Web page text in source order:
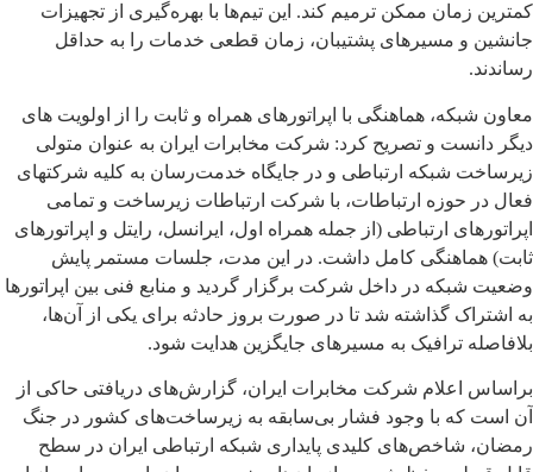
کمترین زمان ممکن ترمیم کند. این تیم‌ها با بهره‌گیری از تجهیزات
جانشین و مسیرهای پشتیبان، زمان قطعی خدمات را به حداقل
رساندند.
معاون شبکه، هماهنگی با اپراتورهای همراه و ثابت را از اولویت های
دیگر دانست و تصریح کرد: شرکت مخابرات ایران به عنوان متولی
زیرساخت شبکه ارتباطی و در جایگاه خدمت‌رسان به کلیه شرکتهای
فعال در حوزه ارتباطات، با شرکت ارتباطات زیرساخت و تمامی
اپراتورهای ارتباطی (از جمله همراه اول، ایرانسل، رایتل و اپراتورهای
ثابت) هماهنگی کامل داشت. در این مدت، جلسات مستمر پایش
وضعیت شبکه در داخل شرکت برگزار گردید و منابع فنی بین اپراتورها
به اشتراک گذاشته شد تا در صورت بروز حادثه برای یکی از آن‌ها،
بلافاصله ترافیک به مسیرهای جایگزین هدایت شود.
براساس اعلام شرکت مخابرات ایران، گزارش‌های دریافتی حاکی از
آن است که با وجود فشار بی‌سابقه به زیرساخت‌های کشور در جنگ
رمضان، شاخص‌های کلیدی پایداری شبکه ارتباطی ایران در سطح